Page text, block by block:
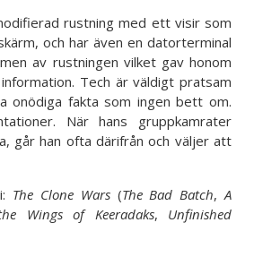
rustning med ett visir som
och har även en datorterminal
av rustningen vilket gav honom
Tech är väldigt pratsam
onödiga fakta som ingen bett om.
När hans gruppkamrater
går han ofta därifrån och väljer att
The Clone Wars(The Bad Batch,A
Wings of Keeradaks, Unfinished